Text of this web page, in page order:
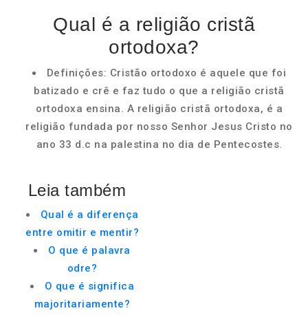
Qual é a religião cristã
ortodoxa?
Definições: Cristão ortodoxo é aquele que foi
batizado e crê e faz tudo o que a religião cristã
ortodoxa ensina. A religião cristã ortodoxa, é a
religião fundada por nosso Senhor Jesus Cristo no
ano 33 d.c na palestina no dia de Pentecostes.
Leia também
Qual é a diferença
entre omitir e mentir?
O que é palavra
odre?
O que é significa
majoritariamente?